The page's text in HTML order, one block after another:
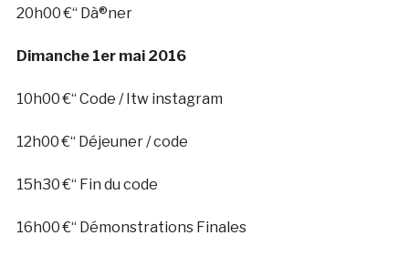
20h00 €“ Dà®ner
Dimanche 1er mai 2016
10h00 €“ Code / Itw instagram
12h00 €“ Déjeuner / code
15h30 €“ Fin du code
16h00 €“ Démonstrations Finales